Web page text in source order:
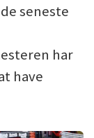
seneste
har
have